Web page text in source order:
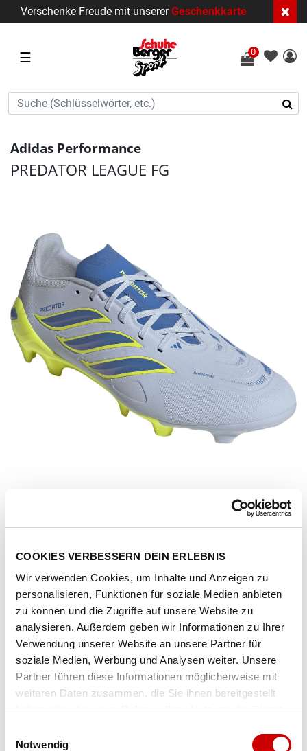
COOKIES VERBESSERN DEIN ERLEBNIS
Wir verwenden Cookies, um Inhalte und Anzeigen zu
personalisieren, Funktionen für soziale Medien anbieten
zu können und die Zugriffe auf unsere Website zu
analysieren. Außerdem geben wir Informationen zu Ihrer
Verwendung unserer Website an unsere Partner für
soziale Medien, Werbung und Analysen weiter. Unsere
Partner führen diese Informationen möglicherweise mit
weiteren Daten zusammen, die Sie ihnen bereitgestellt
Notwendig
Verschenke Freude mit unsererGeschenkkarte ×
☰ 0
Adidas Performance
PREDATOR LEAGUE FG
Artikel-Nr.JR7882-crsk-rayblu-tesoye
Farbe crsk/rayblu/tesoye